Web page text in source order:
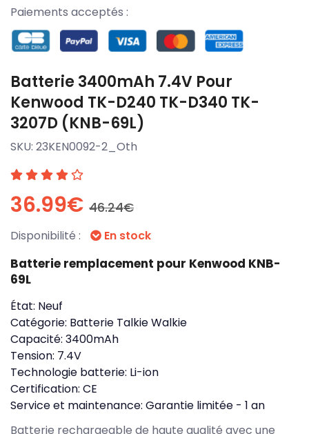
Paiements acceptés :
Batterie 3400mAh 7.4V Pour
Kenwood TK-D240 TK-D340 TK-
3207D (KNB-69L)
SKU: 23KEN0092-2_Oth
36.99€ 46.24€
Disponibilité : En stock
Batterie remplacement pour Kenwood KNB-
69L
État: Neuf
Catégorie: Batterie Talkie Walkie
Capacité: 3400mAh
Tension: 7.4V
Technologie batterie: Li-ion
Certification: CE
Service et maintenance: Garantie limitée - 1 an
Batterie rechargeable de haute qualité avec une